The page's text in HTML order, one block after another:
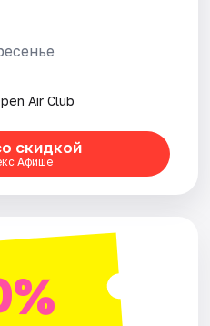
Air Club
скидкой
Афише